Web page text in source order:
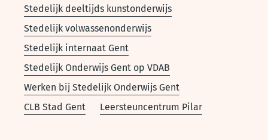
Stedelijk deeltijds kunstonderwijs
Stedelijk volwassenonderwijs
Stedelijk internaat Gent
Stedelijk Onderwijs Gent op VDAB
Werken bij Stedelijk Onderwijs Gent
CLB Stad Gent
Leersteuncentrum Pilar